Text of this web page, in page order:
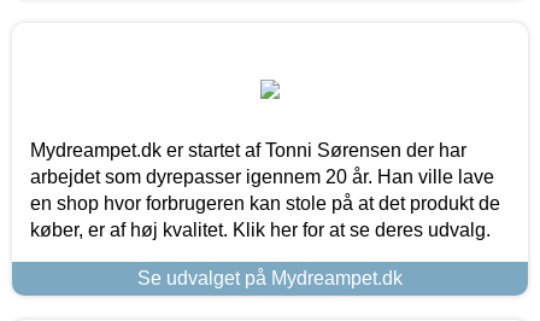
Mydreampet.dk er startet af Tonni Sørensen der har
arbejdet som dyrepasser igennem 20 år. Han ville lave
en shop hvor forbrugeren kan stole på at det produkt de
køber, er af høj kvalitet. Klik her for at se deres udvalg.
Se udvalget på Mydreampet.dk